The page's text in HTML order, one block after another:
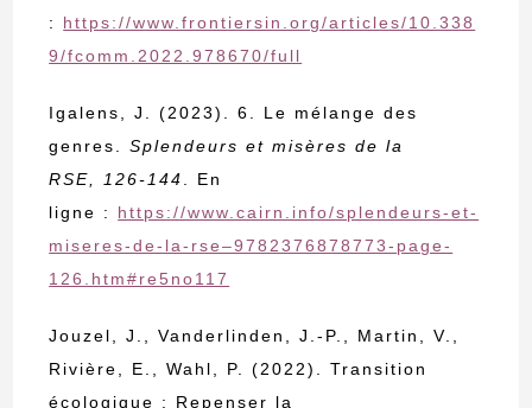
: https://www.frontiersin.org/articles/10.338
9/fcomm.2022.978670/full
Igalens, J. (2023). 6. Le mélange des
genres.Splendeurs et misères de la
RSE
126-144
. En
ligne : https://www.cairn.info/splendeurs-et-
miseres-de-la-rse–9782376878773-page-
126.htm#re5no117
Jouzel, J., Vanderlinden, J.-P., Martin, V.,
Rivière, E., Wahl, P. (2022). Transition
écologique : Repenser la